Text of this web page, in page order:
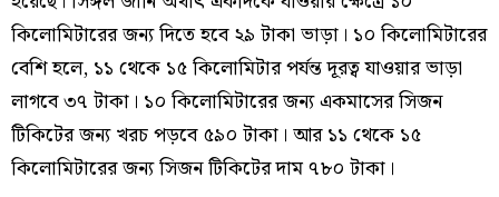
কিলোমিটারের জন্য দিতে হবে ২৯ টাকা ভাড়া। ১০ কিলোমিটারের
বেশি হলে, ১১ থেকে ১৫ কিলোমিটার পর্যন্ত দূরত্ব যাওয়ার ভাড়া
লাগবে ৩৭ টাকা। ১০ কিলোমিটারের জন্য একমাসের সিজন
টিকিটের জন্য খরচ পড়বে ৫৯০ টাকা। আর ১১ থেকে ১৫
কিলোমিটারের জন্য সিজন টিকিটের দাম ৭৮০ টাকা।